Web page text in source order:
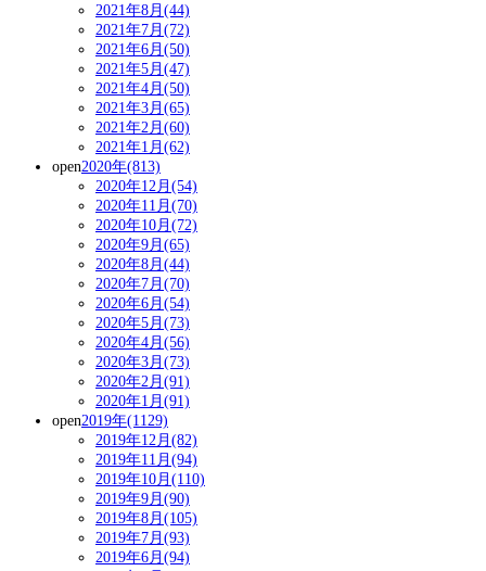
2021年8月(44)
2021年7月(72)
2021年6月(50)
2021年5月(47)
2021年4月(50)
2021年3月(65)
2021年2月(60)
2021年1月(62)
open2020年(813)
2020年12月(54)
2020年11月(70)
2020年10月(72)
2020年9月(65)
2020年8月(44)
2020年7月(70)
2020年6月(54)
2020年5月(73)
2020年4月(56)
2020年3月(73)
2020年2月(91)
2020年1月(91)
open2019年(1129)
2019年12月(82)
2019年11月(94)
2019年10月(110)
2019年9月(90)
2019年8月(105)
2019年7月(93)
2019年6月(94)